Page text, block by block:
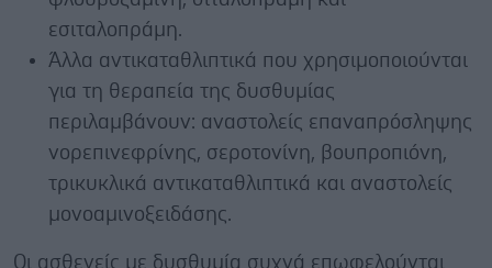
εσιταλοπράμη.
Άλλα αντικαταθλιπτικά που χρησιμοποιούνται
για τη θεραπεία της δυσθυμίας
περιλαμβάνουν: αναστολείς επαναπρόσληψης
νορεπινεφρίνης, σεροτονίνη, βουπροπιόνη,
τρικυκλικά αντικαταθλιπτικά και αναστολείς
μονοαμινοξειδάσης.
Οι ασθενείς με δυσθυμία συχνά επωφελούνται